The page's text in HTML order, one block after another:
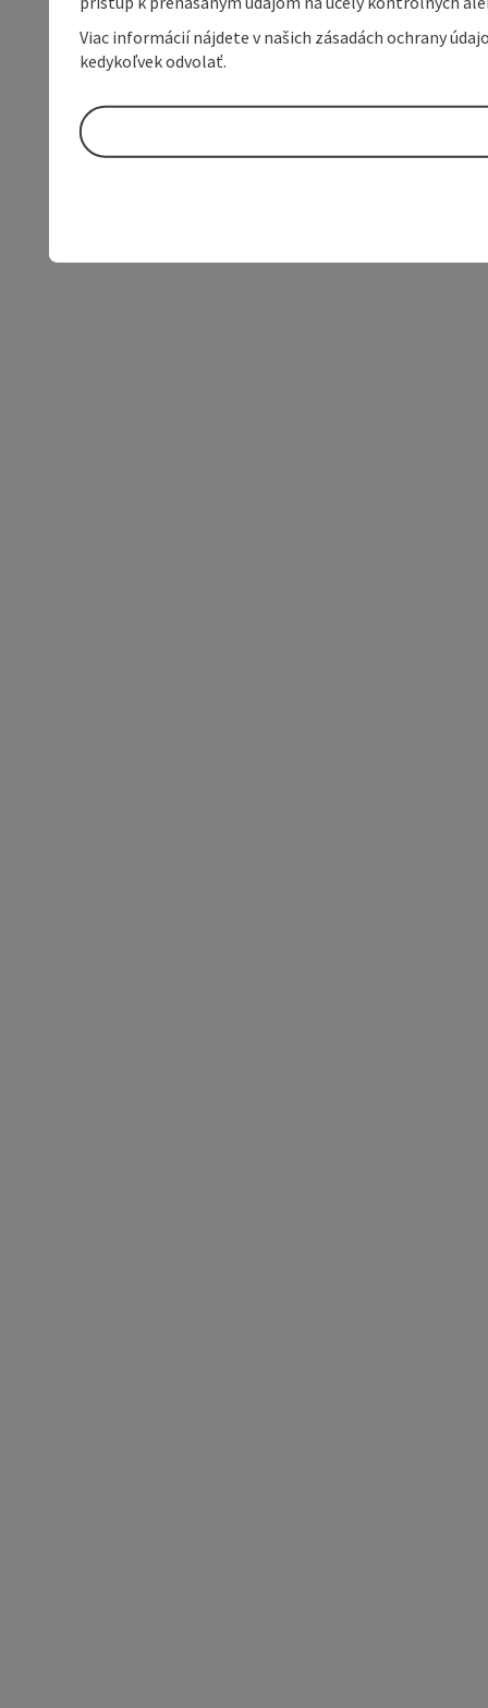
Viac informácií nájdete v našich zásadách ochrany
kedykoľvek odvolať.